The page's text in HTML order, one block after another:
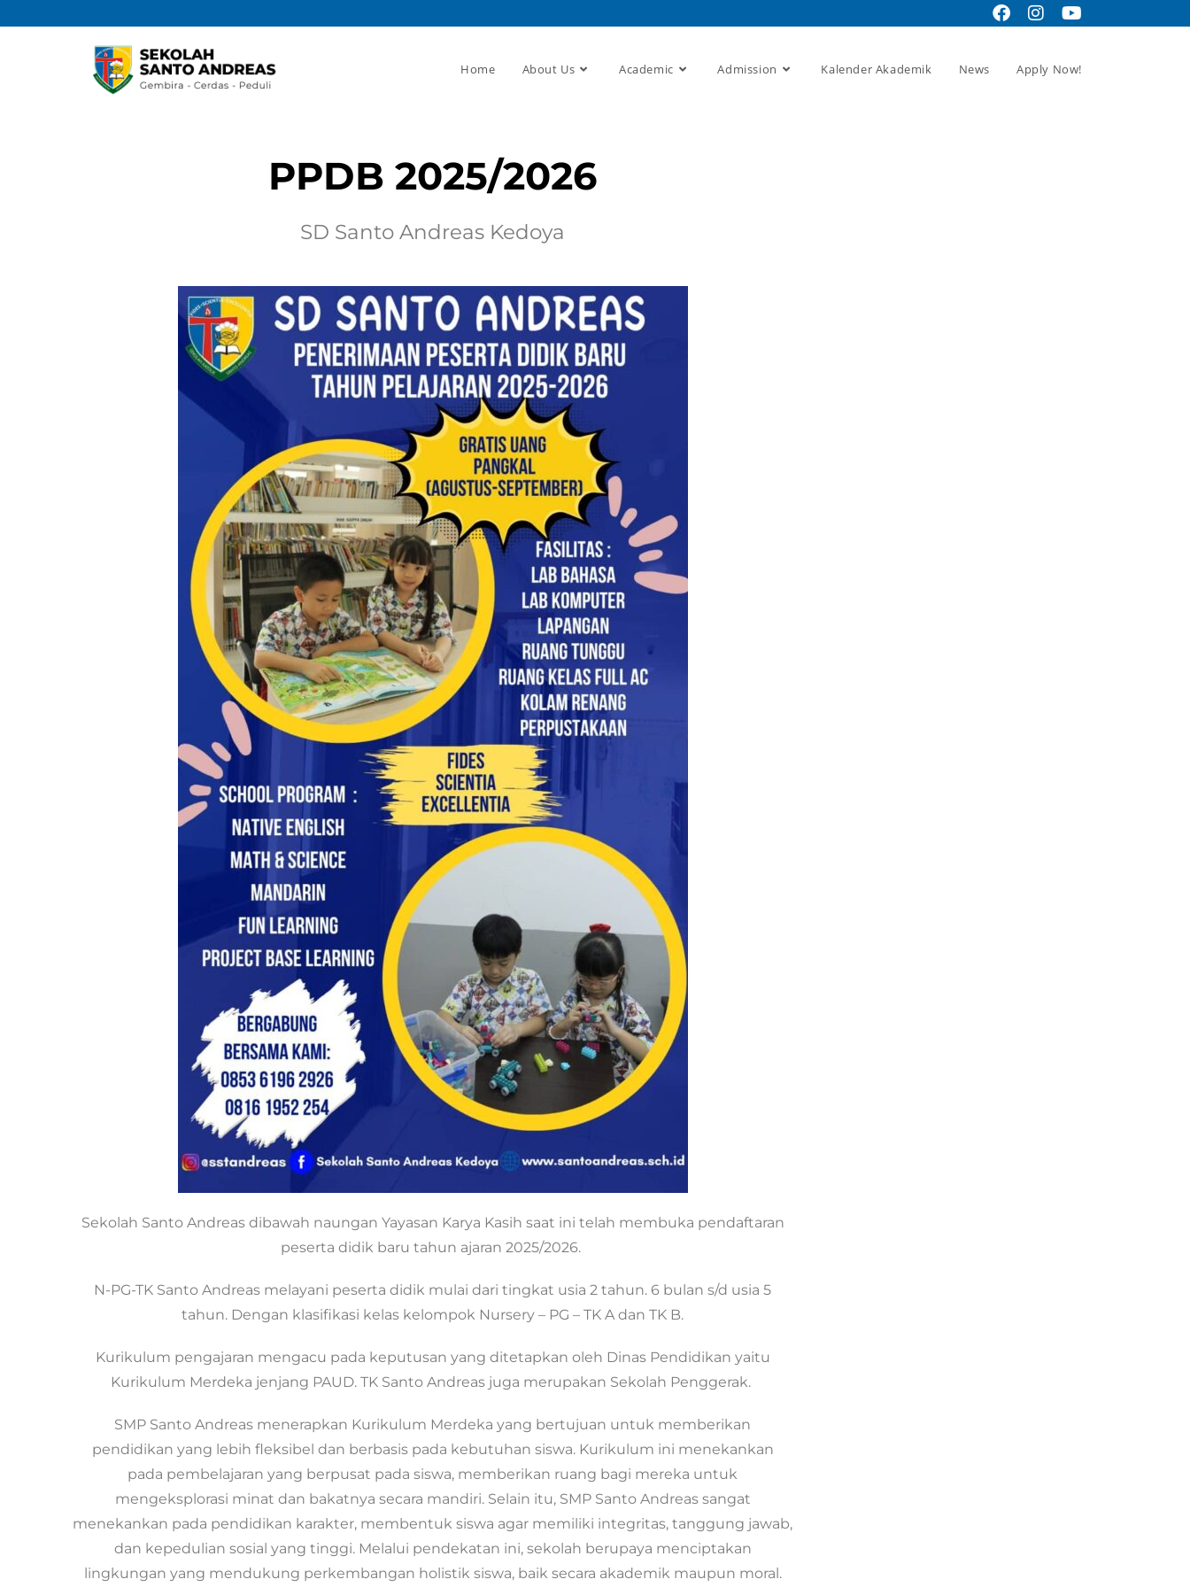
Home About Us Academic Admission Kalender Akademik News Apply Now!
PPDB 2025/2026
SD Santo Andreas Kedoya
Sekolah Santo Andreas dibawah naungan Yayasan Karya Kasih saat ini telah membuka pendaftaran
peserta didik baru tahun ajaran 2025/2026.
N-PG-TK Santo Andreas melayani peserta didik mulai dari tingkat usia 2 tahun. 6 bulan s/d usia 5
tahun. Dengan klasifikasi kelas kelompok Nursery – PG – TK A dan TK B.
Kurikulum pengajaran mengacu pada keputusan yang ditetapkan oleh Dinas Pendidikan yaitu
Kurikulum Merdeka jenjang PAUD. TK Santo Andreas juga merupakan Sekolah Penggerak.
SMP Santo Andreas menerapkan Kurikulum Merdeka yang bertujuan untuk memberikan
pendidikan yang lebih fleksibel dan berbasis pada kebutuhan siswa. Kurikulum ini menekankan
pada pembelajaran yang berpusat pada siswa, memberikan ruang bagi mereka untuk
mengeksplorasi minat dan bakatnya secara mandiri. Selain itu, SMP Santo Andreas sangat
menekankan pada pendidikan karakter, membentuk siswa agar memiliki integritas, tanggung jawab,
dan kepedulian sosial yang tinggi. Melalui pendekatan ini, sekolah berupaya menciptakan
lingkungan yang mendukung perkembangan holistik siswa, baik secara akademik maupun moral.